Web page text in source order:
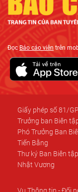
ĐọcBáo cáo viên trên
Giấy phép số 81/
Trưởng ban Biên
Phó Trưởng Ban
Tiến Bằng
Thư ký Ban Biên
Nhật Vương
Vụ Thông tin - Đối